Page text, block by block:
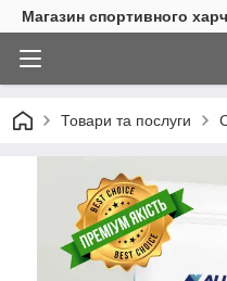
Магазин спортивного
Товари та послуги